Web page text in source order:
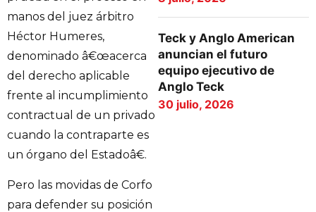
manos del juez árbitro
Héctor Humeres,
denominado â€œacerca
del derecho aplicable
frente al incumplimiento
contractual de un privado
cuando la contraparte es
un órgano del Estadoâ€.
Pero las movidas de Corfo
para defender su posición
Teck y Anglo American
anuncian el futuro
equipo ejecutivo de
Anglo Teck
30 julio, 2026